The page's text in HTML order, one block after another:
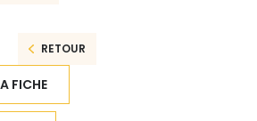
RETOUR
FICHE